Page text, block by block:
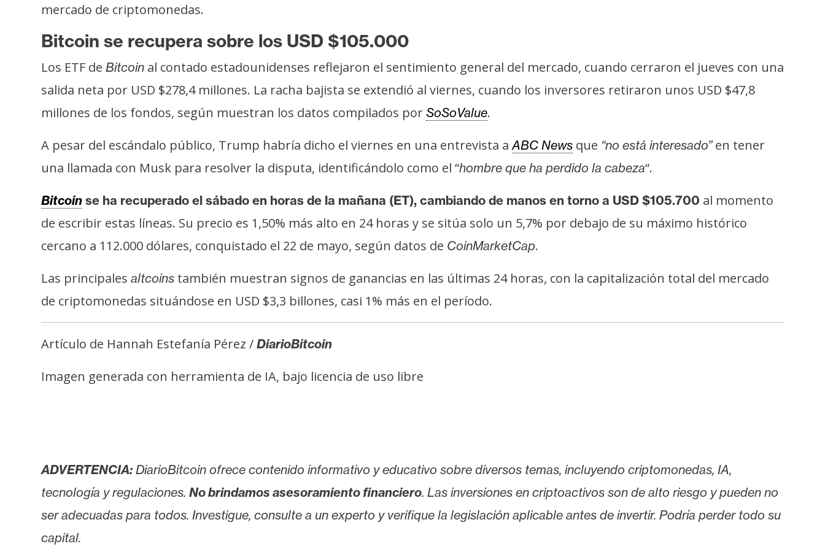
i
c
i
d
d
mercado de criptomonedas.
Bitcoin se recupera sobre los USD $105.000
Los ETF de Bitcoin al contado estadounidenses reflejaron el sentimiento general del mercado, cuando cerraron el jueves con una
salida neta por USD $278,4 millones. La racha bajista se extendió al viernes, cuando los inversores retiraron unos USD $47,8
millones de los fondos, según muestran los datos compilados por SoSoValue.
A pesar del escándalo público, Trump habría dicho el viernes en una entrevista aABC News que “no está interesado”en tener
una llamada con Musk para resolver la disputa, identificándolo como el “hombre que ha perdido la cabeza“.
Bitcoin se ha recuperado el sábado en horas de la mañana (ET), cambiando de manos en torno a USD $105.700 al momento
de escribir estas líneas. Su precio es 1,50% más alto en 24 horas y se sitúa solo un 5,7% por debajo de su máximo histórico
cercano a 112.000 dólares, conquistado el 22 de mayo, según datos de CoinMarketCap.
Las principales altcoins también muestran signos de ganancias en las últimas 24 horas, con la capitalización total del mercado
de criptomonedas situándose en USD $3,3 billones, casi 1% más en el período.
Artículo de Hannah Estefanía Pérez / DiarioBitcoin
Imagen generada con herramienta de IA, bajo licencia de uso libre
ADVERTENCIA: DiarioBitcoin ofrece contenido informativo y educativo sobre diversos temas, incluyendo criptomonedas, IA,
tecnología y regulaciones. No brindamos asesoramiento financiero. Las inversiones en criptoactivos son de alto riesgo y pueden no
ser adecuadas para todos. Investigue, consulte a un experto y verifique la legislación aplicable antes de invertir. Podría perder todo su
capital.